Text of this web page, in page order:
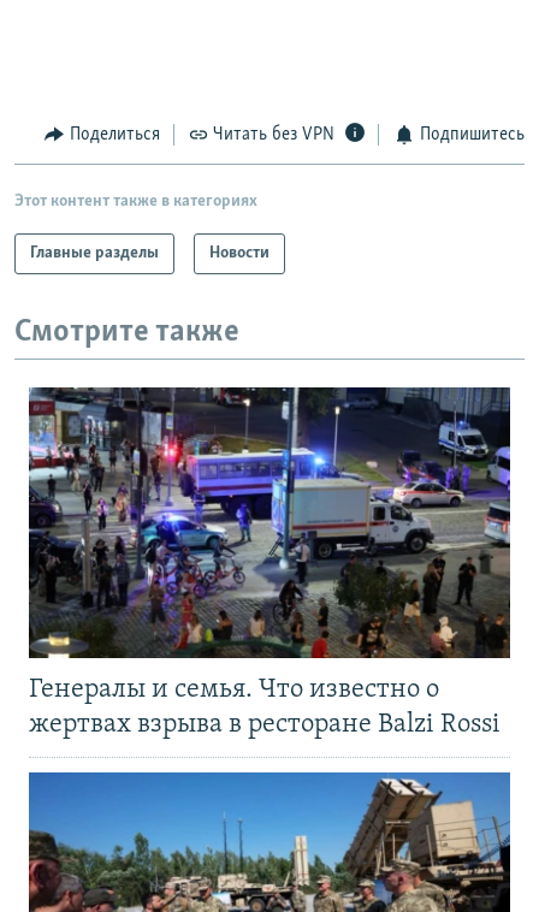
Поделиться Читать без VPN Подпишитесь
Этот контент также в категориях
Главные разделы Новости
Смотрите также
Генералы и семья. Что известно о
жертвах взрыва в ресторане Balzi Rossi